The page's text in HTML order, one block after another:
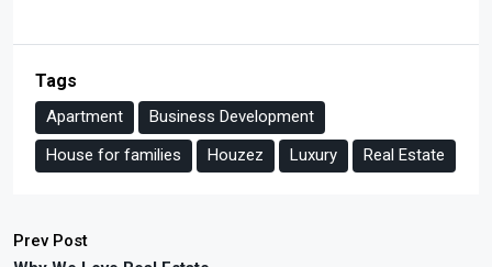
Tags
Apartment
Business Development
House for families
Houzez Luxury Real Estate
Prev Post